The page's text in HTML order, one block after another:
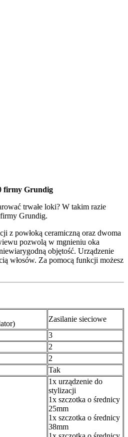
firmy Grundig
trwałe loki? W takim razie
Grundig.
z powłoką ceramiczną oraz dwoma
pozwolą w mgnieniu oka
objętość. Urządzenie
włosów. Za pomocą funkcji możesz
Zasilanie sieciowe
3
2
2
Tak
1x urządzenie do
stylizacji
1x szczotka o średnicy
25mm
1x szczotka o średnicy
38mm